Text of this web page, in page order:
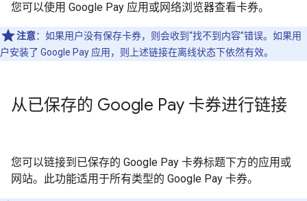
您可以使用 Google Pay 应用或网络浏览器查看卡券。
注意：如果用户没有保存卡券，则会收到“找不到内容”错误。如果用
户安装了 Google Pay 应用，则上述链接在离线状态下依然有效。
从已保存的 Google Pay 卡券进行链接
您可以链接到已保存的 Google Pay 卡券标题下方的应用或
网站。此功能适用于所有类型的 Google Pay 卡券。